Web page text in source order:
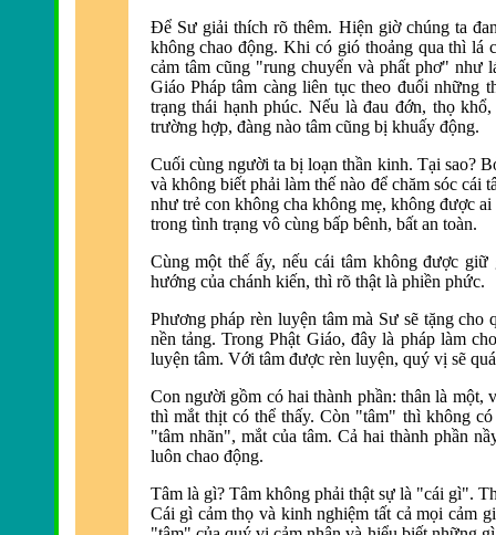
Ðể Sư giải thích rõ thêm. Hiện giờ chúng ta
không chao động. Khi có gió thoảng qua thì lá
cảm tâm cũng "rung chuyển và phất phơ" như
Giáo Pháp tâm càng liên tục theo đuổi những
trạng thái hạnh phúc. Nếu là đau đớn, thọ
trường hợp, đàng nào tâm cũng bị khuấy động.
Cuối cùng người ta bị loạn thần kinh. Tại sao?
và không biết phải làm thế nào để chăm sóc cái
như trẻ con không cha không mẹ, không được
trong tình trạng vô cùng bấp bênh, bất an toàn.
Cùng một thế ấy, nếu cái tâm không được
hướng của chánh kiến, thìrõ thật là phiền phức.
Phương pháp rèn luyện tâm mà Sư sẽ tặng
nền tảng.Trong Phật Giáo, đây là pháp làm
luyện tâm. Với tâm được rèn luyện, quý vị sẽ
Con người gồm có hai thành phần: thân là một,
thì mắt thịt có thể thấy. Còn "tâm" thì không
"tâm nhãn", mắt của tâm. Cả hai thành phần
luôn chao động.
Tâm là gì? Tâm không phải thật sự là "cái gì".
Cái gì cảm thọ và kinh nghiệm tất cả mọi cảm